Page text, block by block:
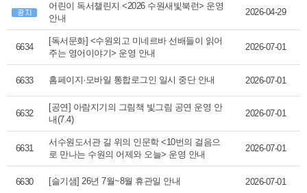
어린이 독서챌린지 <2026 수원새빛북런> 운영
안내
2026-04-29
6634
[독서문화] <수원외고 미네르바 선배들이 읽어
주는 영어이야기> 운영 안내
2026-07-01
6633 홈페이지·모바일 통합로그인 일시 중단 안내 2026-07-01
6632
[공연] 아람지기의 그림책 빛그림 공연 운영 안
내(7.4)
2026-07-01
6631
서수원도서관 길 위의 인문학 <10번의 걸음으
로 만나는 수원의 어제와 오늘> 운영 안내
2026-07-01
6630 [슬기샘] 26년 7월~8월 휴관일 안내 2026-07-01